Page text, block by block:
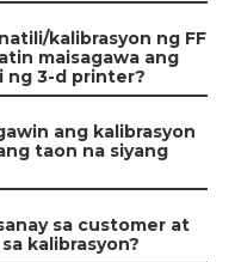
kalibrasyon ng FF
maisagawa ang
ng 3-d printer?
ang kalibrasyon
taon na siyang
sa customer at
kalibrasyon?